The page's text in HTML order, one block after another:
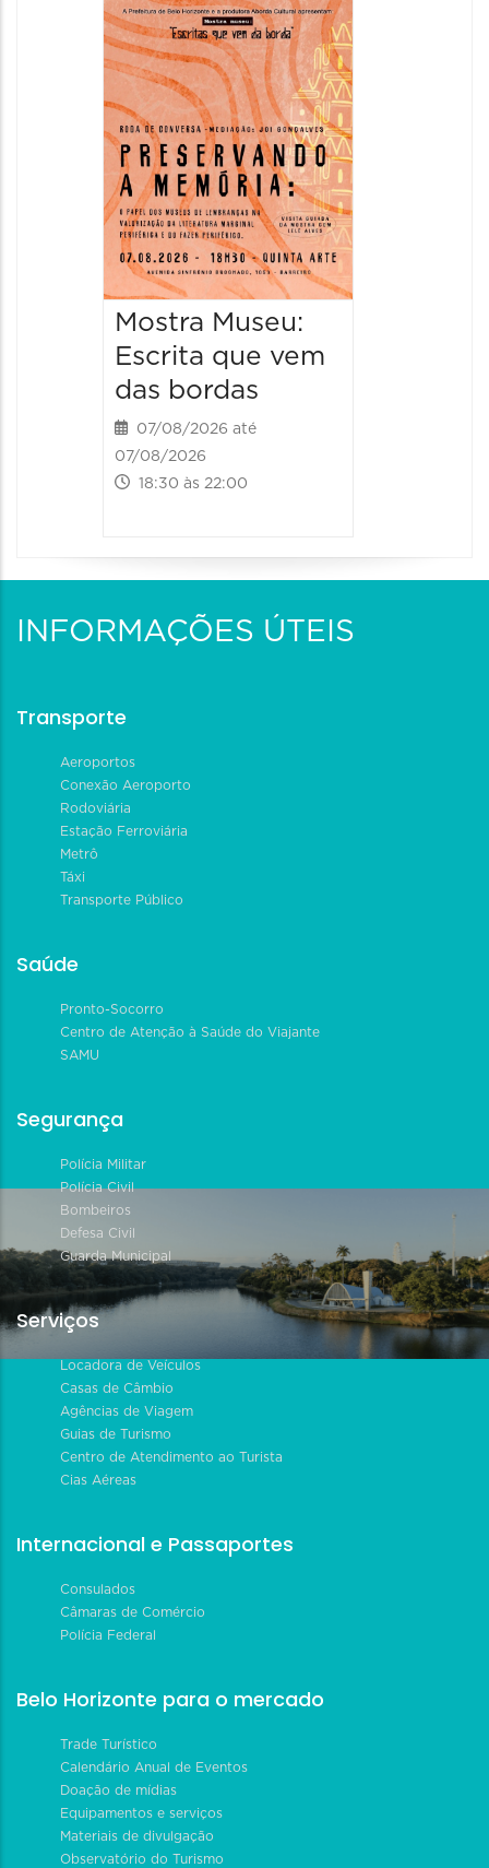
Mostra Museu:
Escrita que vem
das bordas
07/08/2026 até
07/08/2026
18:30 às 22:00
INFORMAÇÕES ÚTEIS
Transporte
Aeroportos
Conexão Aeroporto
Rodoviária
Estação Ferroviária
Metrô
Táxi
Transporte Público
Saúde
Pronto-Socorro
Centro de Atenção à Saúde do Viajante
SAMU
Segurança
Polícia Militar
Polícia Civil
Bombeiros
Defesa Civil
Guarda Municipal
Serviços
Locadora de Veículos
Casas de Câmbio
Agências de Viagem
Guias de Turismo
Centro de Atendimento ao Turista
Cias Aéreas
Internacional e Passaportes
Consulados
Câmaras de Comércio
Polícia Federal
Belo Horizonte para o mercado
Trade Turístico
Calendário Anual de Eventos
Doação de mídias
Equipamentos e serviços
Materiais de divulgação
Observatório do Turismo